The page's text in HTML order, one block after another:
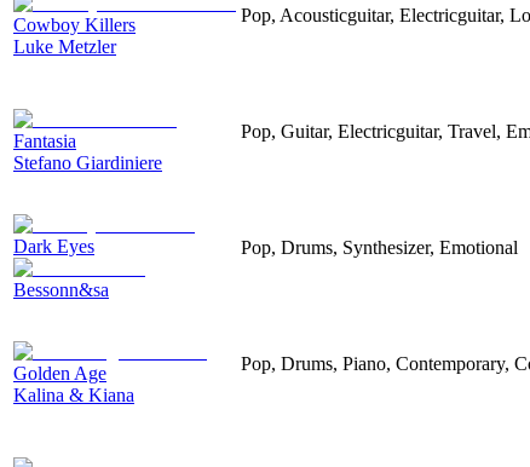
Cowboy Killers
Luke Metzler
Pop, Acousticguitar, Electricguitar,
Fantasia
Stefano Giardiniere
Pop, Guitar, Electricguitar, Travel,
Dark Eyes
Bessonn&sa
Pop, Drums, Synthesizer, Emotional
Golden Age
Kalina & Kiana
Pop, Drums, Piano, Contemporary,